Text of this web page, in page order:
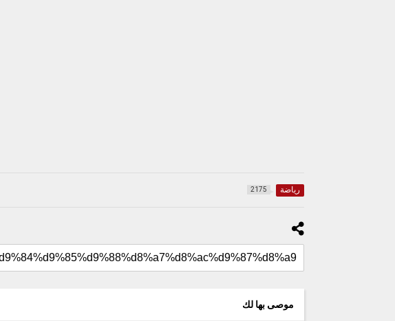
رياضة 2175
موصى بها لك